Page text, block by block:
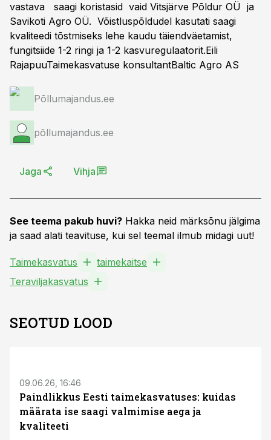
vastava saagi koristasid vaid Vitsjärve Põldur OÜ ja
Savikoti Agro OÜ. Võistluspõldudel kasutati saagi
kvaliteedi tõstmiseks lehe kaudu täiendväetamist,
fungitsiide 1-2 ringi ja 1-2 kasvuregulaatorit.Eili
RajapuuTaimekasvatuse konsultantBaltic Agro AS
Põllumajandus.ee
põllumajandus.ee
Jaga Vihja
See teema pakub huvi? Hakka neid märksõnu jälgima
ja saad alati teavituse, kui sel teemal ilmub midagi uut!
Taimekasvatus
taimekaitse
Teraviljakasvatus
SEOTUD LOOD
09.06.26, 16:46
Paindlikkus Eesti taimekasvatuses: kuidas
määrata ise saagi valmimise aega ja
kvaliteeti